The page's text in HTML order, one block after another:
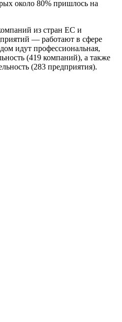
около 80% пришлось на
из стран ЕС и
— работают в сфере
идут профессиональная,
(419 компаний), а также
(283 предприятия).